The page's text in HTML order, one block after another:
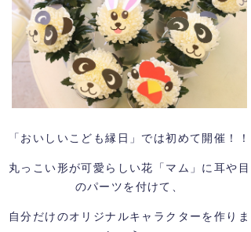
「おいしいこども縁日」では初めて開催！！
丸っこい形が可愛らしい花「マム」に耳や目
のパーツを付けて、
自分だけのオリジナルキャラクターを作りま